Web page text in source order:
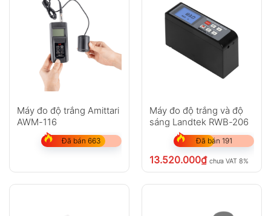
Máy đo độ trắng Amittari
AWM-116
Đã bán 663
Máy đo độ trắng và độ
sáng Landtek RWB-206
Đã bán 191
13.520.000₫ chưa VAT 8%